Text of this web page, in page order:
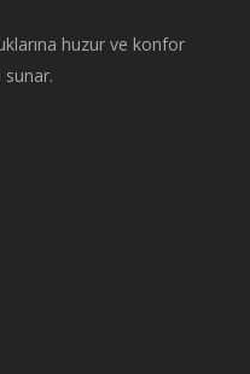
huzur ve konfor